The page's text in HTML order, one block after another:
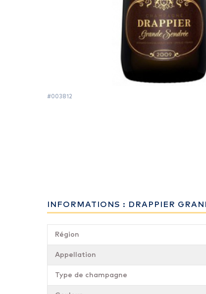
#003812
INFORMATIONS : DRAPPIER
Région
Appellation
Type de champagne